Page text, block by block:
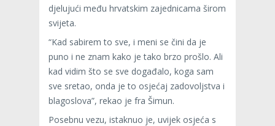
djelujući među hrvatskim zajednicama širom
svijeta.
“Kad sabirem to sve, i meni se čini da je
puno i ne znam kako je tako brzo prošlo. Ali
kad vidim što se sve događalo, koga sam
sve sretao, onda je to osjećaj zadovoljstva i
blagoslova”, rekao je fra Šimun.
Posebnu vezu, istaknuo je, uvijek osjeća s